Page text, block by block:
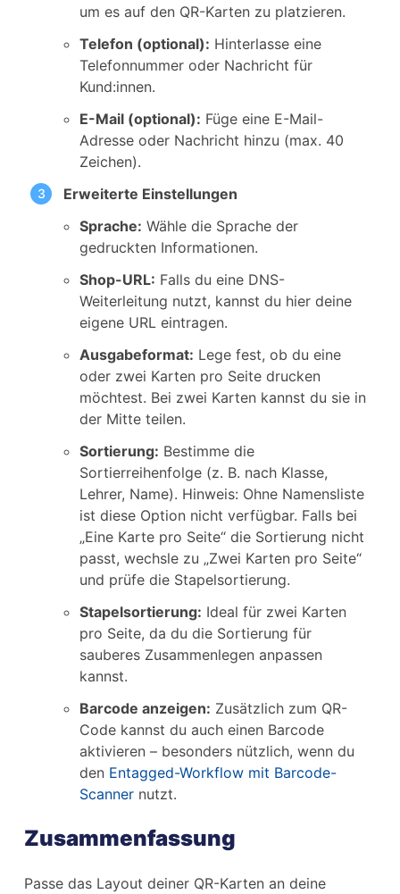
um es auf den QR-Karten zu platzieren.
Telefon (optional): Hinterlasse eine
Telefonnummer oder Nachricht für
Kund:innen.
E-Mail (optional): Füge eine E-Mail-
Adresse oder Nachricht hinzu (max. 40
Zeichen).
Erweiterte Einstellungen
Sprache: Wähle die Sprache der
gedruckten Informationen.
Shop-URL: Falls du eine DNS-
Weiterleitung nutzt, kannst du hier deine
eigene URL eintragen.
Ausgabeformat: Lege fest, ob du eine
oder zwei Karten pro Seite drucken
möchtest. Bei zwei Karten kannst du sie in
der Mitte teilen.
Sortierung: Bestimme die
Sortierreihenfolge (z. B. nach Klasse,
Lehrer, Name). Hinweis: Ohne Namensliste
ist diese Option nicht verfügbar. Falls bei
„Eine Karte pro Seite“ die Sortierung nicht
passt, wechsle zu „Zwei Karten pro Seite“
und prüfe die Stapelsortierung.
Stapelsortierung: Ideal für zwei Karten
pro Seite, da du die Sortierung für
sauberes Zusammenlegen anpassen
kannst.
Barcode anzeigen: Zusätzlich zum QR-
Code kannst du auch einen Barcode
aktivieren – besonders nützlich, wenn du
den Entagged-Workflow mit Barcode-
Scanner nutzt.
Zusammenfassung
Passe das Layout deiner QR-Karten an deine